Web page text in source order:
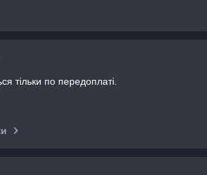
тільки по передоплаті.